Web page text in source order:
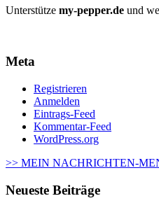
Unterstütze my-pepper.de und
Meta
Registrieren
Anmelden
Eintrags-Feed
Kommentar-Feed
WordPress.org
>> MEIN NACHRICHTEN-
Neueste Beiträge